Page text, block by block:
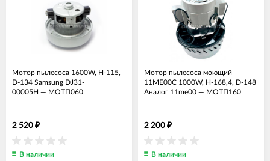
Мотор пылесоса 1600W, H-115,
D-134 Samsung DJ31-
00005H — МОТП060
2 520 ₽
В наличии
Мотор пылесоса моющий
11ME00C 1000W, H-168,4, D-148
Аналог 11me00 — МОТП160
2 200 ₽
В наличии